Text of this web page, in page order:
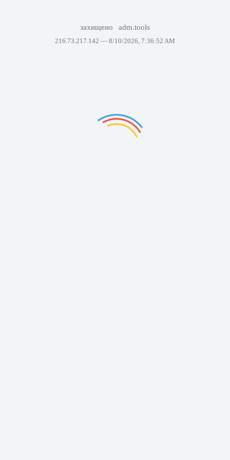
захищено adm.tools
216.73.217.142 — 8/10/2026, 7:36:52 AM